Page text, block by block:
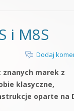
i M8S
Dodaj
znanych marek z
klasyczne,
oparte na